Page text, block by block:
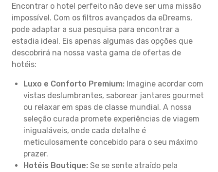
Encontrar o hotel perfeito não deve ser uma missão
impossível. Com os filtros avançados da eDreams,
pode adaptar a sua pesquisa para encontrar a
estadia ideal. Eis apenas algumas das opções que
descobrirá na nossa vasta gama de ofertas de
hotéis:
Luxo e Conforto Premium: Imagine acordar com
vistas deslumbrantes, saborear jantares gourmet
ou relaxar em spas de classe mundial. A nossa
seleção curada promete experiências de viagem
inigualáveis, onde cada detalhe é
meticulosamente concebido para o seu máximo
prazer.
Hotéis Boutique: Se se sente atraído pela